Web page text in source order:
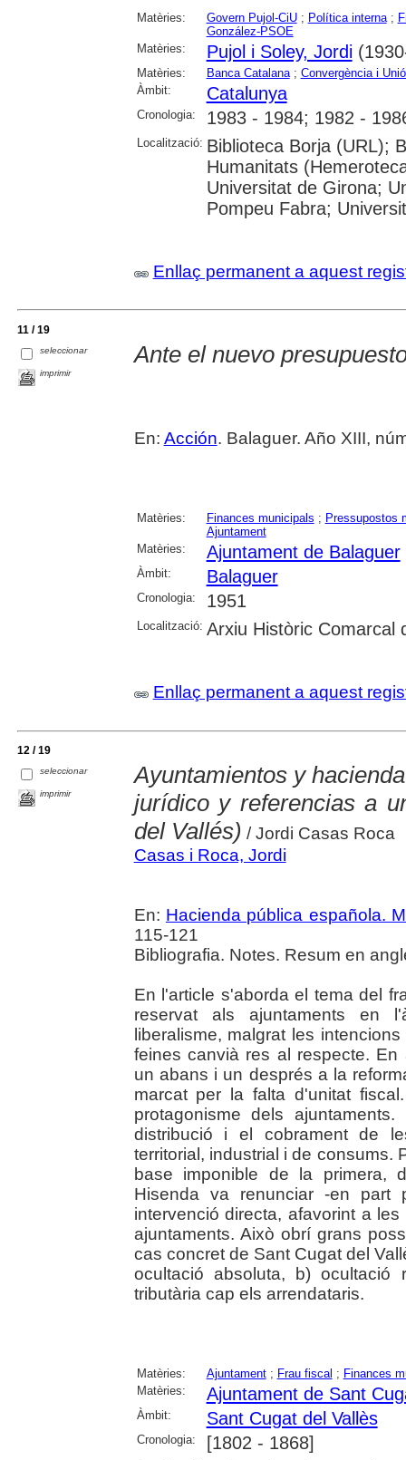
Matèries: Govern Pujol-CiU; Política interna;
González-PSOE
Matèries:
Pujol i Soley, Jordi
Matèries: Banca Catalana; Convergència i
Àmbit:
Catalunya
Cronologia: 1983 - 1984; 1982 -
Localització: Biblioteca Borja (URL);
Humanitats
Universitat de Girona;
Pompeu Fabra;
Enllaç permanent a aquest
11 / 19
seleccionar
imprimir
Ante el nuevo
En: Acción. Balaguer. Año XIII,
Matèries: Finances municipals ; Pressupostos
Ajuntament
Matèries:
Ajuntament de Balaguer
Àmbit: Balaguer
Cronologia: 1951
Localització: Arxiu Històric Comarcal
Enllaç permanent a aquest
12 / 19
seleccionar
imprimir
Ayuntamientos y
jurídico y referencias a
del Vallés) / Jordi Casas Roca
Casas i Roca, Jordi
En: Hacienda pública española.
115-121
Bibliografia. Notes. Resum en
En l'article s'aborda el tema del
reservat als ajuntaments en
liberalisme, malgrat les
feines canvià res al respecte.
un abans i un després a la
marcat per la falta d'unitat
protagonisme dels
distribució i el cobrament de
territorial, industrial i de consums.
base imponible de la primera,
Hisenda va renunciar -en
intervenció directa, afavorint a
ajuntaments. Això obrí grans
cas concret de Sant Cugat del
ocultació absoluta, b)
tributària cap els arrendataris.
Matèries: Ajuntament; Frau fiscal ; Finances
Matèries:
Ajuntament de Sant
Àmbit: Sant Cugat del Vallès
Cronologia: [1802 - 1868]